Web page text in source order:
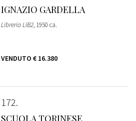
IGNAZIO GARDELLA
Libreria LIB2, 1950 ca.
VENDUTO € 16.380
172
SCUOLA TORINESE